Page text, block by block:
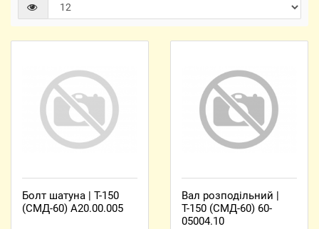
Болт шатуна | Т-150
(СМД-60) А20.00.005
Вал розподільний |
Т-150 (СМД-60) 60-
05004.10